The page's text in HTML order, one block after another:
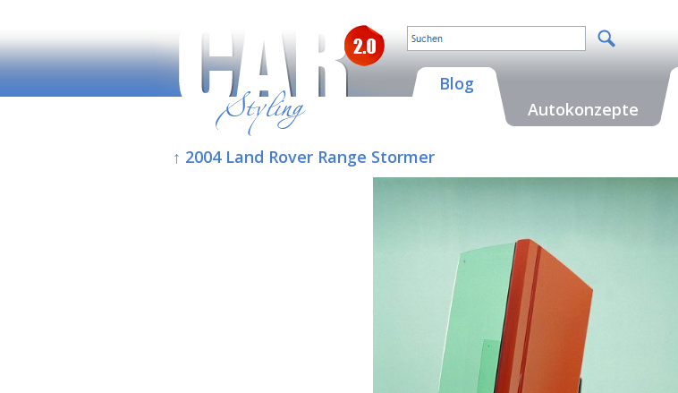
Blog
Autokonzepte
↑ 2004 Land Rover Range Stormer